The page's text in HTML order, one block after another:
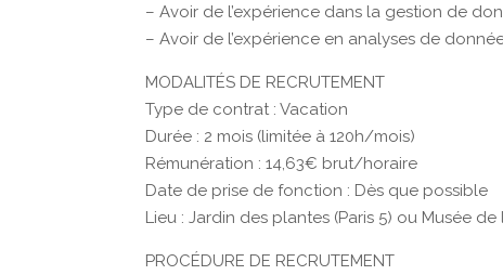
– Avoir de l’expérience dans la gestion de
– Avoir de l’expérience en analyses de
MODALITÉS DE RECRUTEMENT
Type de contrat : Vacation
Durée : 2 mois (limitée à 120h/mois)
Rémunération : 14,63€ brut/horaire
Date de prise de fonction : Dès que possible
Lieu : Jardin des plantes (Paris 5) ou Musée de
PROCÉDURE DE RECRUTEMENT